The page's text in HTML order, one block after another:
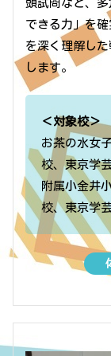
頭試問など、
できる力」を
を深く理解し
します。
＜対象校＞
お茶の水女
校、東京学
附属小金井
校、東京学